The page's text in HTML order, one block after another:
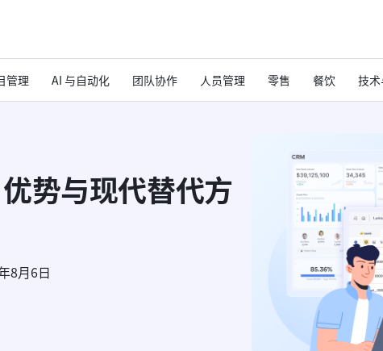
管理 AI 与自动化 团队协作 人员管理 零售 餐饮 技
势与现代替代方
8月6日